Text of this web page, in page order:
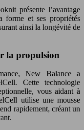
présente l’avantage
forme et ses propriétés
ainsi la longévité de
la propulsion
New Balance a
Cette technologie
vous aidant à
utilise une mousse
rapidement, créant un